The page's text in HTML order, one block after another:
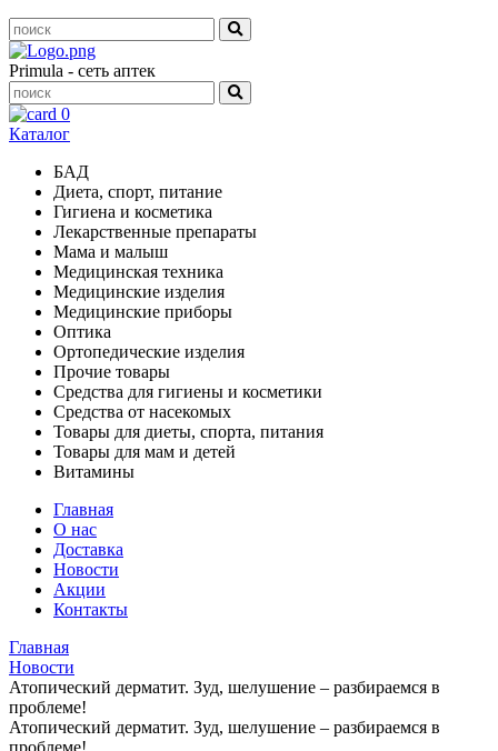
Primula - сеть аптек
0
Каталог
БАД
Диета, спорт, питание
Гигиена и косметика
Лекарственные препараты
Мама и малыш
Медицинская техника
Медицинские изделия
Медицинские приборы
Оптика
Ортопедические изделия
Прочие товары
Средства для гигиены и косметики
Средства от насекомых
Товары для диеты, спорта, питания
Товары для мам и детей
Витамины
Главная
О нас
Доставка
Новости
Акции
Контакты
Главная
Новости
Атопический дерматит. Зуд, шелушение – разбираемся в
проблеме!
Атопический дерматит. Зуд, шелушение – разбираемся в
проблеме!